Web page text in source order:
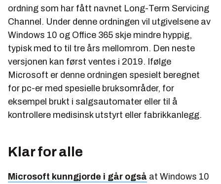
ordning som har fått navnet Long-Term Servicing
Channel. Under denne ordningen vil utgivelsene av
Windows 10 og Office 365 skje mindre hyppig,
typisk med to til tre års mellomrom. Den neste
versjonen kan først ventes i 2019. Ifølge
Microsoft er denne ordningen spesielt beregnet
for pc-er med spesielle bruksområder, for
eksempel brukt i salgsautomater eller til å
kontrollere medisinsk utstyrt eller fabrikkanlegg.
Klar for alle
Microsoft kunngjorde i går også at Windows 10